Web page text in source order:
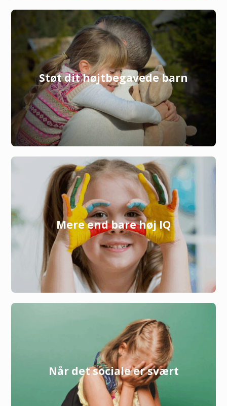
Støt dit højtbegavede barn
Mere end bare høj IQ
Når det sociale er svært